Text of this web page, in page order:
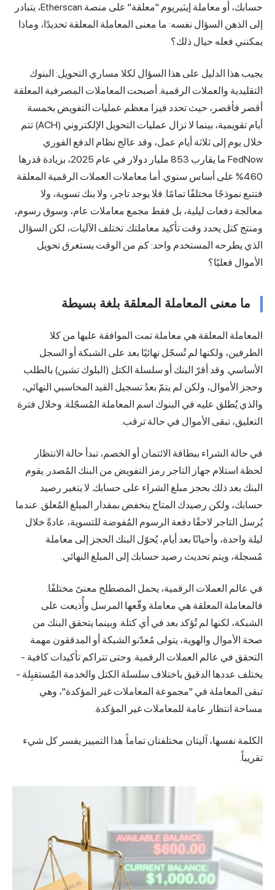
حسابك، أو معاملة إيثيريوم "معلقة" على منصة Etherscan، يتبادر
إلى الذهن السؤال نفسه: ما معنى المعاملة المعلقة تحديدًا، وماذا
يمكنني فعله حيال ذلك؟
يجيب هذا الدليل على هذا السؤال لكلا مساري التحويل: البنوك
التقليدية والعملات الرقمية. أصبحت المعاملات المصرفية المعلقة
أقصر فأقصر، حيث تحدد فيزا معظم عمليات التفويض بخمسة
أيام تقويمية، بينما لا تزال عمليات التحويل الإلكتروني (ACH) تتم
خلال يوم إلى ثلاثة أيام عمل، وقد عالج نظام الدفع الفوري
FedNow ما يقارب 853 مليار دولار في عام 2025، بزيادة قدرها
460% على أساس سنوي. أما
معاملات العملات الرقمية المعلقة
فتتبع نموذجًا مختلفًا تمامًا. فلا يوجد تاجر، ولا بنك تسوية، ولا
معالجة دفعات ليلية، بل فقط مجمع معاملات عام، وسوق رسوم،
ومنتج كتل يحدد وقت تأكيد معاملتك. تختلف الآليات، لكن السؤال
الذي يطرحه المستخدم واحد: كم من الوقت يستغرقتحويل
الأموال فعليًا؟
ما معنى المعاملة المعلقة بلغة بسيطة
المعاملة المعلقة هي معاملة تمت الموافقة عليها من كلا
الطرفين، ولكنها لم تُسجّل نهائيًا بعد على الشبكة أو السجل
الأساسي. وقد أقرّ البنك أو سلسلة الكتل (البلوك تشين) بالطلب
وحجز الأموال، ولكن لم يتمّ بعدُ تسجيل القيد المحاسبي النهائي،
والذي يُطلق عليه في البنوك اسم المعاملة المُسجّلة. وخلال فترة
التعليق، تبقى الأموال في حالة ترقب.
في حالة الشراء ببطاقة الائتمان أو الخصم، تبدأ حالة الانتظار
لحظة استلام جهاز التاجر رمز التفويض من البنك المُصدر. يقوم
البنك بعد ذلك بحجز مبلغ الشراء على حسابك. لا يتغير رصيد
حسابك، ولكن رصيدك المتاح ينخفض بمقدار المبلغ المُعلق. عندما
يُرسل التاجر لاحقًا دفعة الرسوم المُفوضة للتسوية، عادةً خلال
ليلة واحدة، وأحيانًا بعد أيام، يُحوّل البنك الحجز إلى معاملة
مُسجلة، ويتم تحديث رصيد حسابك إلى المبلغ النهائي.
في عالم العملات الرقمية، يحمل المصطلح معنىً مختلفًا.
فالمعاملة المعلقة هي معاملة وقّعها المرسل وأُذيعت على
الشبكة، لكنها لم تُؤكد بعد في أي كتلة. وبينما يتحقق البنك من
صحة الأموال والهوية، يتولى مُعدّنو الشبكة أو المدققون مهمة
التحقق في عالم العملات الرقمية. وحتى تتراكم تأكيدات كافية -
يختلف عددها الدقيق باختلاف سلسلة الكتل والخدمة المُستقبِلة -
تبقى المعاملة في "مجموعة المعاملات غير المؤكدة"، وهي
مساحة انتظار عامة للمعاملات غير المؤكدة.
الكلمة نفسها، آليتان مختلفتان تماماً. هذا التمييز يفسر كل شيء
تقريباً.